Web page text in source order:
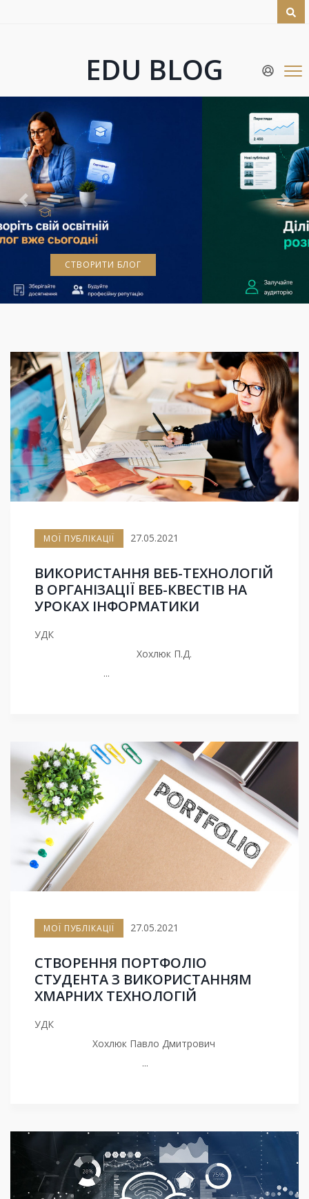
EDU BLOG
Previous Next
МОЇ ПУБЛІКАЦІЇ 27.05.2021
ВИКОРИСТАННЯ ВЕБ-ТЕХНОЛОГІЙ
В ОРГАНІЗАЦІЇ ВЕБ-КВЕСТІВ НА
УРОКАХ ІНФОРМАТИКИ
УДК
Хохлюк П.Д.
...
МОЇ ПУБЛІКАЦІЇ 27.05.2021
СТВОРЕННЯ ПОРТФОЛІО
СТУДЕНТА З ВИКОРИСТАННЯМ
ХМАРНИХ ТЕХНОЛОГІЙ
УДК
Хохлюк Павло Дмитрович
...